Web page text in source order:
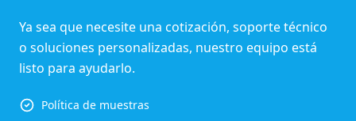
Ya sea que necesite una cotización, soporte técnico
o soluciones personalizadas, nuestro equipo está
listo para ayudarlo.
Política de muestras